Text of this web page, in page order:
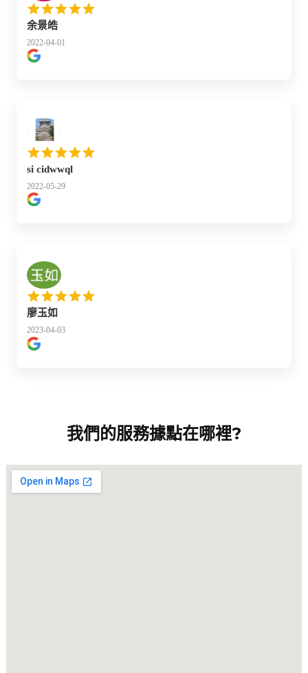
余景皓
2022-04-01
si cidwwql
2022-05-29
廖玉如
2023-04-03
我們的服務據點在哪裡?